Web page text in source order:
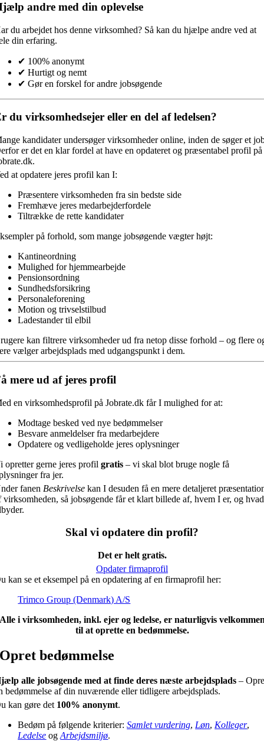
andre med din oplevelse
du arbejdet hos denne virksomhed? Så kan du hjælpe andre ved at
din erfaring.
✔ 100% anonymt
✔ Hurtigt og nemt
✔ Gør en forskel for andre jobsøgende
du virksomhedsejer eller en del af ledelsen?
kandidater undersøger virksomheder online, inden de søger et
er det en klar fordel at have en opdateret og præsentabel profil på
at opdatere jeres profil kan I:
Præsentere virksomheden fra sin bedste side
Fremhæve jeres medarbejderfordele
Tiltrække de rette kandidater
på forhold, som mange jobsøgende vægter højt:
Kantineordning
Mulighed for hjemmearbejde
Pensionsordning
Sundhedsforsikring
Personaleforening
Motion og trivselstilbud
Ladestander til elbil
kan filtrere virksomheder ud fra netop disse forhold – og flere
vælger arbejdsplads med udgangspunkt i dem.
mere ud af jeres profil
en virksomhedsprofil på Jobrate.dk får I mulighed for at:
Modtage besked ved nye bedømmelser
Besvare anmeldelser fra medarbejdere
Opdatere og vedligeholde jeres oplysninger
opretter gerne jeres profilgratis – vi skal blot bruge nogle få
fra jer.
fanen Beskrivelse kan I desuden få en mere detaljeret
virksomheden, så jobsøgende får et klart billede af, hvem I er, og
Skal vi opdatere din profil?
Det er helt gratis.
Opdater firmaprofil
kan se et eksempel på en opdatering af en firmaprofil her:
Trimco Group (Denmark) A/S
i virksomheden, inkl. ejer og ledelse, er naturligvis
til at oprette en bedømmelse.
Opret bedømmelse
alle jobsøgende med at finde deres næste arbejdsplads –
bedømmelse af din nuværende eller tidligere arbejdsplads.
kan gøre det 100% anonymt.
Bedøm på følgende kriterier:Samlet vurdering, Løn, Kolleger,
Ledelse ogArbejdsmiljø.